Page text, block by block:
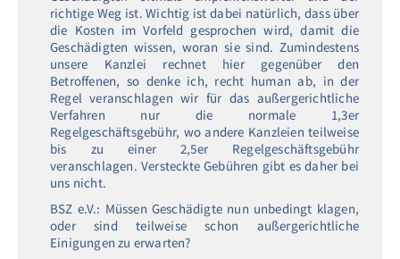
richtige Weg ist. Wichtig ist dabei natürlich, dass über
die Kosten im Vorfeld gesprochen wird, damit die
Geschädigten wissen, woran sie sind. Zumindestens
unsere Kanzlei rechnet hier gegenüber den
Betroffenen, so denke ich, recht human ab, in der
Regel veranschlagen wir für das außergerichtliche
Verfahren nur die normale 1,3er
Regelgeschäftsgebühr, wo andere Kanzleien teilweise
bis zu einer 2,5er Regelgeschäftsgebühr
veranschlagen. Versteckte Gebühren gibt es daher bei
uns nicht.
BSZ e.V.: Müssen Geschädigte nun unbedingt klagen,
oder sind teilweise schon außergerichtliche
Einigungen zu erwarten?